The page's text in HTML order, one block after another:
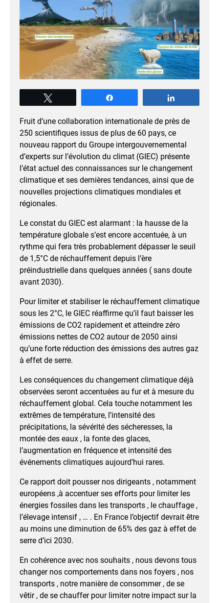
Fruit d’une collaboration internationale de près de
250 scientifiques issus de plus de 60 pays, ce
nouveau rapport du Groupe intergouvernemental
d’experts sur l’évolution du climat (GIEC) présente
l’état actuel des connaissances sur le changement
climatique et ses dernières tendances, ainsi que de
nouvelles projections climatiques mondiales et
régionales.
Le constat du GIEC est alarmant : la hausse de la
température globale s’est encore accentuée, à un
rythme qui fera très probablement dépasser le seuil
de 1,5°C de réchauffement depuis l’ère
préindustrielle dans quelques années ( sans doute
avant 2030).
Pour limiter et stabiliser le réchauffement climatique
sous les 2°C, le GIEC réaffirme qu’il faut baisser les
émissions de CO2 rapidement et atteindre zéro
émissions nettes de CO2 autour de 2050 ainsi
qu’une forte réduction des émissions des autres gaz
à effet de serre.
Les conséquences du changement climatique déjà
observées seront accentuées au fur et à mesure du
réchauffement global. Cela touche notamment les
extrêmes de température, l’intensité des
précipitations, la sévérité des sécheresses, la
montée des eaux , la fonte des glaces,
l’augmentation en fréquence et intensité des
événements climatiques aujourd’hui rares.
Ce rapport doit pousser nos dirigeants , notamment
européens ,à accentuer ses efforts pour limiter les
énergies fossiles dans les transports , le chauffage ,
l’élevage intensif , … . En France l’objectif devrait être
au moins une diminution de 65% des gaz à effet de
serre d’ici 2030.
En cohérence avec nos souhaits , nous devons tous
changer nos comportements dans nos foyers , nos
transports , notre manière de consommer , de se
vêtir , de se chauffer pour limiter notre impact sur la